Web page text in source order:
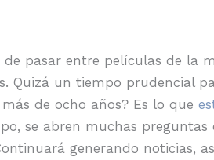
pasar entre películas de la
Quizá un tiempo prudencial
de ocho años? Es lo que
se abren muchas
generando noticias,